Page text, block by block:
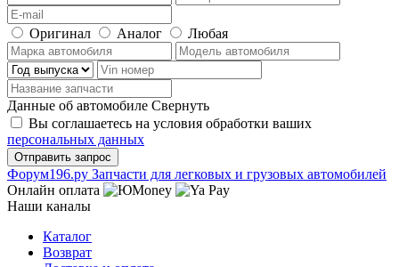
Оригинал Аналог Любая
Данные об автомобиле Свернуть
Вы соглашаетесь на условия обработки ваших
персональных данных
Фoрум196.ру Запчасти для легковых и грузовых автомобилей
Онлайн оплата
Наши каналы
Каталог
Возврат